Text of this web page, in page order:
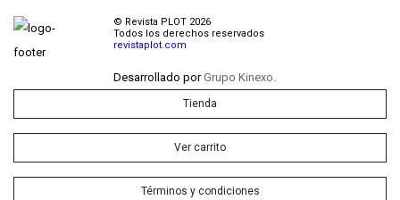
© Revista PLOT 2026
Todos los derechos reservados
revistaplot.com
Desarrollado porGrupo Kinexo.
Tienda
Ver carrito
Términos y condiciones